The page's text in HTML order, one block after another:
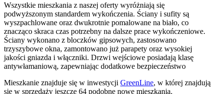
Wszystkie mieszkania z naszej oferty wyróżniają się
podwyższonym standardem wykończenia. Ściany i sufity są
wyszpachlowane oraz dwukrotnie pomalowane na biało, co
znacząco skraca czas potrzebny na dalsze prace wykończeniowe.
Ściany wykonano z bloczków gipsowych, zastosowano
trzyszybowe okna, zamontowano już parapety oraz wysokiej
jakości gniazda i włączniki. Drzwi wejściowe posiadają klasę
antywłamaniową, zapewniając dodatkowe bezpieczeństwo
Mieszkanie znajduje się w inwestycji GreenLine, w której znajdują
się w sprzedaży jeszcze 64 podobne nowe mieszkania.